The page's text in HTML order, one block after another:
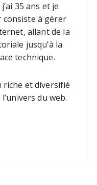
35 ans et je
consiste à gérer
allant de la
jusqu’à la
technique.
riche et diversifié
du web.